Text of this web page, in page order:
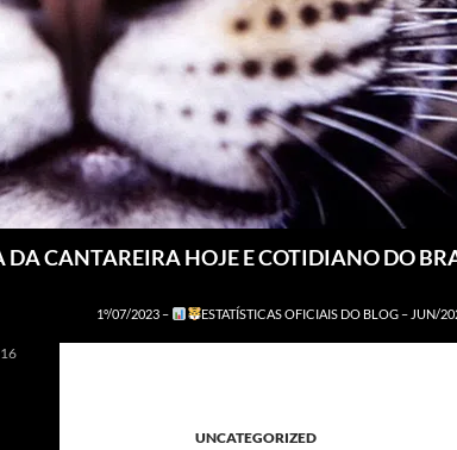
DA CANTAREIRA HOJE E COTIDIANO DO
1º/07/2023 – ESTATÍSTICAS OFICIAIS DO BLOG – JUN/
UNCATEGORIZED